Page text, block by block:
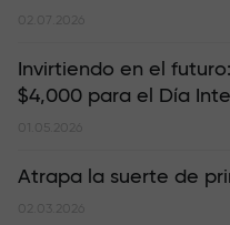
02.07.2026
Invirtiendo en el
$4,000 para el Día
01.05.2026
Atrapa la suerte de
02.03.2026